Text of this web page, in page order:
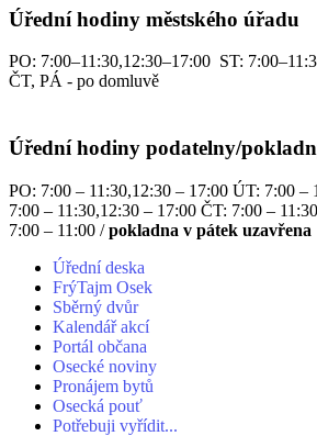
Úřední hodiny městského úřadu
PO: 7:00–11:30,12:30–17:00 ST:
ČT, PÁ - po domluvě
Úřední hodiny podatelny/
PO: 7:00 – 11:30,12:30 – 17:00 ÚT: 7:00 –
7:00 – 11:30,12:30 – 17:00 ČT: 7:00 –
7:00 – 11:00 /pokladna v pátek uzavřena
Úřední deska
FrýTajm Osek
Sběrný dvůr
Kalendář akcí
Portál občana
Osecké noviny
Pronájem bytů
Osecká pouť
Potřebuji vyřídit...